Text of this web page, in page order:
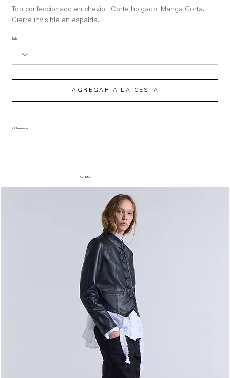
oferta
Top confeccionado en cheviot. Corte holgado. Manga Corta.
Cierre invisible en espalda.
Talle
AGREGAR A LA CESTA
+ Información
Ver Más